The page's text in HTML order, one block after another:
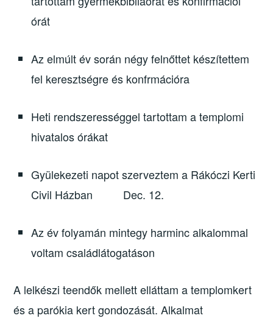
órát
Az elmúlt év során négy felnőttet készítettem
fel keresztségre és konfrmációra
Heti rendszerességgel tartottam a templomi
hivatalos órákat
Gyülekezeti napot szerveztem a Rákóczi Kerti
Civil Házban Dec. 12.
Az év folyamán mintegy harminc alkalommal
voltam családlátogatáson
A lelkészi teendők mellett elláttam a templomkert
és a parókia kert gondozását. Alkalmat